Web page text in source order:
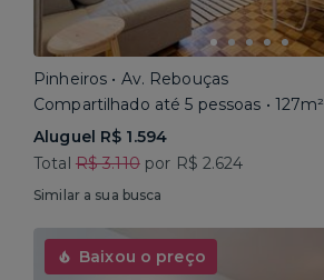
Pinheiros • Av. Rebouças
Compartilhado até 5 pessoas • 127m²
Aluguel R$ 1.594
Total R$ 3.110por R$ 2.624
Similar a sua busca
Baixou o preço